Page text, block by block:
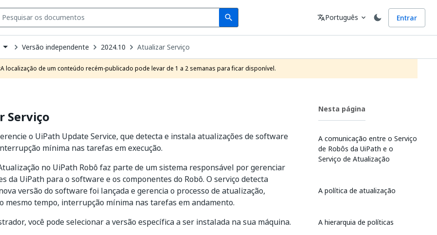
search
Search Idioma
translatePortuguês expand_more Entrar
Versão independente 2024.10 Atualizar Serviço
A localização de um conteúdo recém-publicado pode levar de 1 a 2 semanas para ficar disponível.
Serviço
o UiPath Update Service, que detecta e instala atualizações de software
mínima nas tarefas em execução.
no UiPath Robô faz parte de um sistema responsável por gerenciar
da UiPath para o software e os componentes do Robô. O serviço detecta
versão do software foi lançada e gerencia o processo de atualização,
mesmo tempo, interrupção mínima nas tarefas em andamento.
você pode selecionar a versão específica a ser instalada na sua máquina.
Nesta página
A comunicação entre o Serviço
de Robôs da UiPath e o
Serviço de Atualização
A política de atualização
A hierarquia de políticas